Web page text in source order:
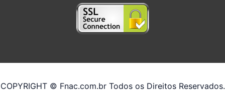
COPYRIGHT © Fnac.com.br Todos os Direitos Reservados.